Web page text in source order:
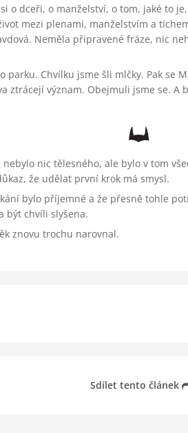
o dceři, o manželství, o tom, jaké to
mezi plenami, manželstvím a
Neměla připravené fráze, nic
parku. Chvílku jsme šli mlčky. Pak se
ztrácejí význam. Obejmuli jsme se.
nic tělesného, ale bylo v tom
že udělat první krok má smysl.
bylo příjemné a že přesně tohle
být chvíli slyšena.
znovu trochu narovnal.
Sdílet tento článek